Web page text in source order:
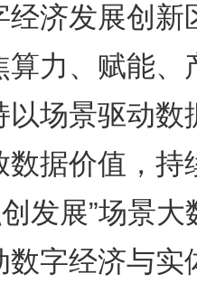
经济发展创新
算力、赋能、
以场景驱动数
数据价值，持
发展”场景大
数字经济与实